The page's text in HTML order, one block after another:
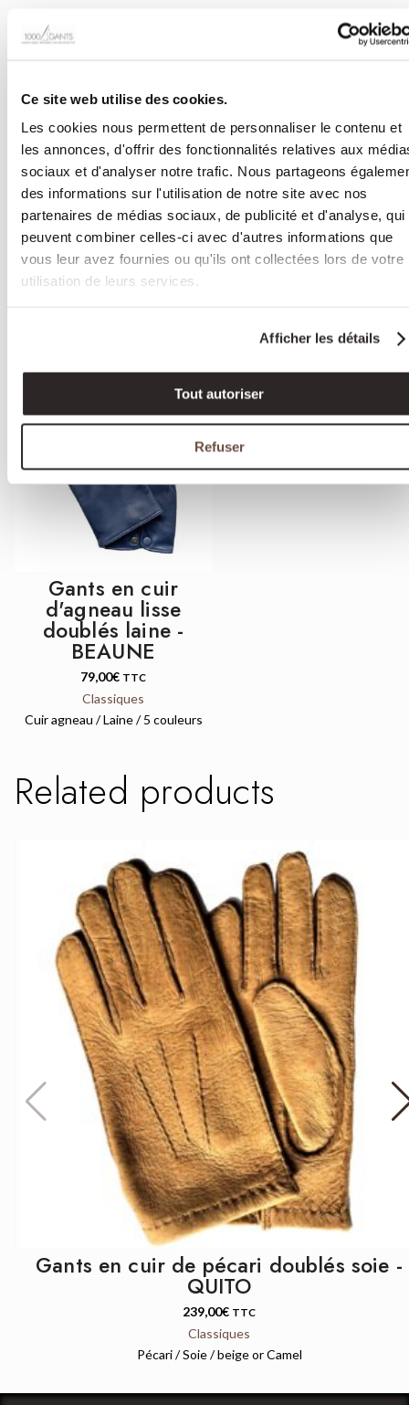
Ce site web utilise des cookies.
Les cookies nous permettent de personnaliser le contenu et
les annonces, d'offrir des fonctionnalités relatives aux
sociaux et d'analyser notre trafic. Nous partageons
des informations sur l'utilisation de notre site avec nos
partenaires de médias sociaux, de publicité et d'analyse, qui
peuvent combiner celles-ci avec d'autres informations que
vous leur avez fournies ou qu'ils ont collectées lors de votre
utilisation de leurs services.
Afficher les détails
Tout autoriser
Refuser
Confort et ajustement
L’un des atouts majeurs des gants en cuir d’agneau doublé laine –
PORTLAND est leur ajustement parfait. Disponibles en
tailles sur notre
boutique
, ces gants sont conçus pour s’adapter
confortablement à vos mains et vous offrir une liberté de
mouvement tout en maintenant une chaleur constante. La
du cuir d’agneau assure une flexibilité et une durabilité, rendant
ces gants non seulement élégants mais aussi pratiques pour une
utilisation quotidienne. Opter pour les gants PORTLAND, c’est
choisir le parfait équilibre entre style, confort et fonctionnalité.
You may also like…
QUICK VIEW
Gants en cuir
d'agneau lisse
doublés laine -
BEAUNE
79,00€ TTC
Classiques
Cuir agneau / Laine / 5 couleurs
Related products
QUICK VIEW
Gants en cuir de pécari doublés soie -
QUITO
239,00€ TTC
Classiques
Pécari / Soie / beige or Camel